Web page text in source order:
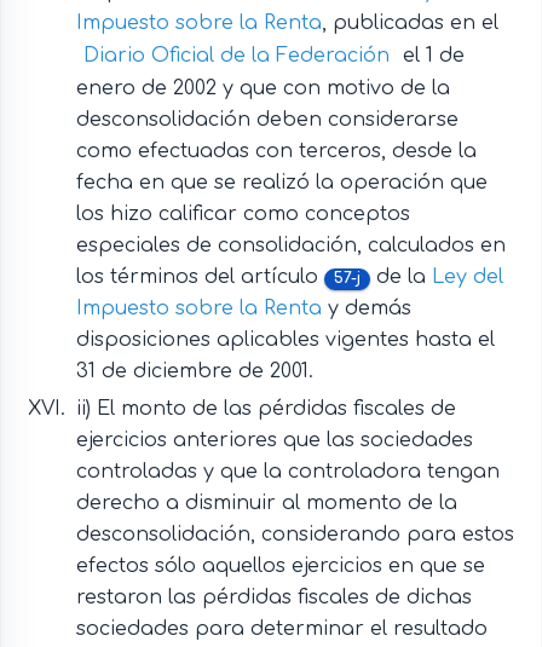
Impuesto sobre la Renta, publicadas en el
Diario Oficial de la Federación
el 1 de
enero de 2002 y que con motivo de la
desconsolidación deben considerarse
como efectuadas con terceros, desde la
fecha en que se realizó la operación que
los hizo calificar como conceptos
especiales de consolidación, calculados en
los términos del artículo
57-j de la Ley del
Impuesto sobre la Renta y demás
disposiciones aplicables vigentes hasta el
31 de diciembre de 2001.
ii) El monto de las pérdidas fiscales de
ejercicios anteriores que las sociedades
controladas y que la controladora tengan
derecho a disminuir al momento de la
desconsolidación, considerando para estos
efectos sólo aquellos ejercicios en que se
restaron las pérdidas fiscales de dichas
sociedades para determinar el resultado